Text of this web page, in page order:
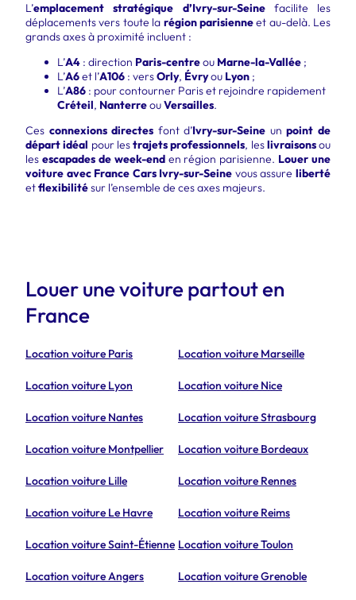
L’emplacement stratégique d’Ivry-sur-Seinefacilite les
déplacements vers toute la région parisienneet au-delà. Les
grands axes à proximité incluent :
L’A4 : direction Paris-centreou Marne-la-Vallée ;
L’A6et l’A106 : versOrly, Évryou Lyon ;
L’A86 : pour contourner Paris et rejoindre rapidement
Créteil, NanterreouVersailles.
Ces connexions directes font d’Ivry-sur-Seine unpoint de
départ idéal pour lestrajets professionnels, leslivraisonsou
les escapades de week-enden région parisienne. Louer une
voiture avec France Cars Ivry-sur-Seine vous assureliberté
etflexibilitésur l’ensemble de ces axes majeurs.
Louer une voiture partout en
France
Location voiture Paris Location voiture Marseille
Location voiture Lyon Location voiture Nice
Location voiture Nantes Location voiture Strasbourg
Location voiture Montpellier Location voiture Bordeaux
Location voiture Lille Location voiture Rennes
Location voiture Le Havre Location voiture Reims
Location voiture Saint-Étienne Location voiture Toulon
Location voiture Angers Location voiture Grenoble